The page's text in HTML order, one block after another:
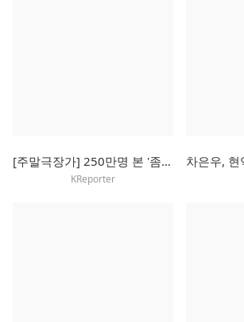
[주말극장가] 250만명 본 '좀비딸', 주말에도 흥행 독주 예고
KReporter